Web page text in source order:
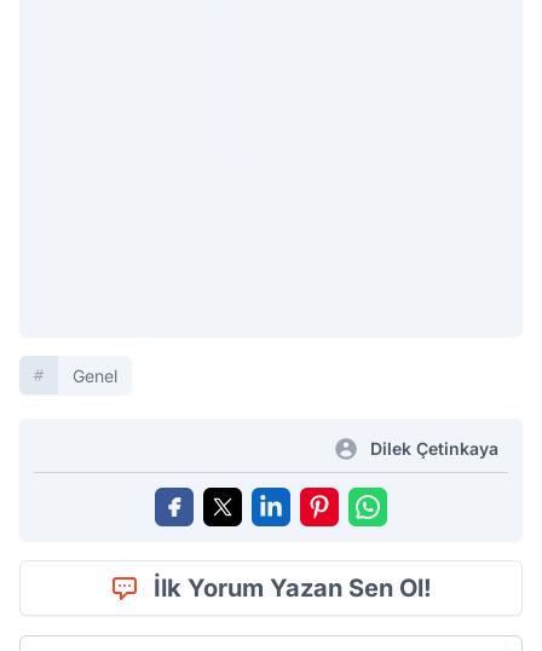
Genel
Dilek Çetinkaya
İlk Yorum Yazan Sen Ol!